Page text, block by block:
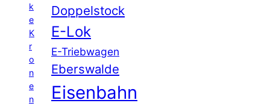
k
e
K
r
o
n
e
n
Doppelstock
E-Lok
E-Triebwagen
Eberswalde
Eisenbahn